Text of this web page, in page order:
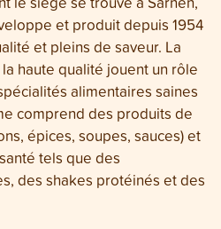
et produit depuis 1954
et pleins de saveur. La
haute qualité jouent un rôle
alimentaires saines
comprend des produits de
épices, soupes, sauces) et
tels que des
des shakes protéinés et des